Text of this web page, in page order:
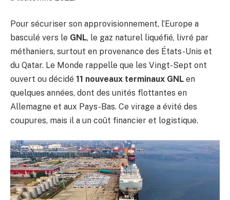
Pour sécuriser son approvisionnement, l’Europe a
basculé vers le GNL, le gaz naturel liquéfié, livré par
méthaniers, surtout en provenance des États-Unis et
du Qatar. Le Monde rappelle que les Vingt-Sept ont
ouvert ou décidé 11 nouveaux terminaux GNL en
quelques années, dont des unités flottantes en
Allemagne et aux Pays-Bas. Ce virage a évité des
coupures, mais il a un coût financier et logistique.